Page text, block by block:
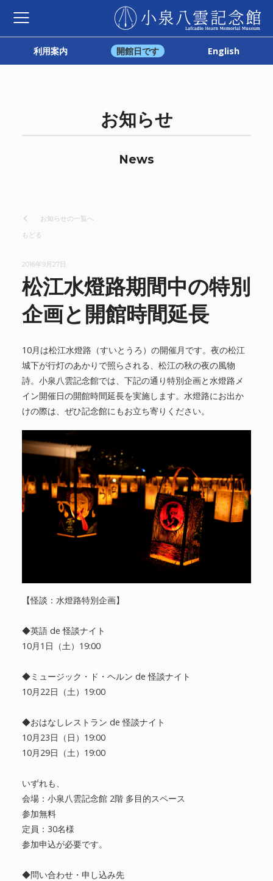
利用案内 開館日です English
お知らせ
News
お知らせの一覧へ
もどる
2016年9月27日
松江水燈路期間中の特別
企画と開館時間延長
10月は松江水燈路（すいとうろ）の開催月です。夜の松江
城下が行灯のあかりで照らされる、松江の秋の夜の風物
詩。小泉八雲記念館では、下記の通り特別企画と水燈路メ
イン開催日の開館時間延長を実施します。水燈路にお出か
けの際は、ぜひ記念館にもお立ち寄りください。
【怪談：水燈路特別企画】
◆英語 de 怪談ナイト
10月1日（土）19:00
◆ミュージック・ド・ヘルン de 怪談ナイト
10月22日（土）19:00
◆おはなしレストラン de 怪談ナイト
10月23日（日）19:00
10月29日（土）19:00
いずれも、
会場：小泉八雲記念館 2階 多目的スペース
参加無料
定員：30名様
参加申込が必要です。
◆問い合わせ・申し込み先